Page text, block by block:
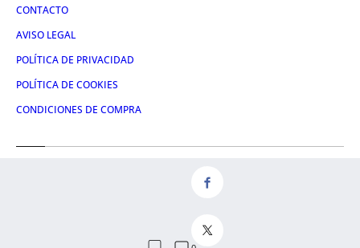
CONTACTO
AVISO LEGAL
POLÍTICA DE PRIVACIDAD
POLÍTICA DE COOKIES
CONDICIONES DE COMPRA